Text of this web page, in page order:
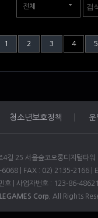
전체
1 2 3 4 5
청소년보호정책 운
4길 25 서울숲코오롱디지털타
6068 | FAX : 02) 2135-2166 |
호 | 사업자번호 : 123-86-
Corp. All Rights